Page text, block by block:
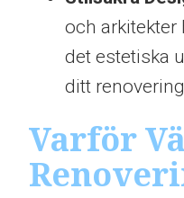
och arkitekter
det estetiska
ditt
Varför